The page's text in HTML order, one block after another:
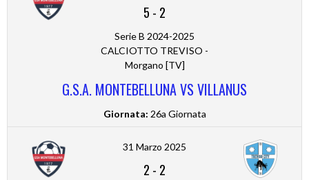
5 - 2
Serie B 2024-2025
CALCIOTTO TREVISO -
Morgano [TV]
G.S.A. MONTEBELLUNA VS VILLANUS
Giornata: 26a Giornata
31 Marzo 2025
2 - 2